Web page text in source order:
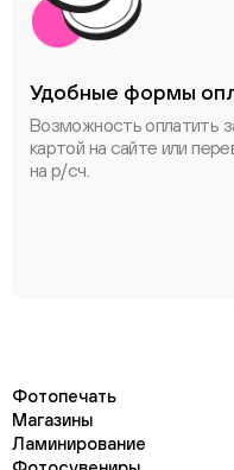
Удобные формы
Возможность оплатить
картой на сайте или
на р/сч.
Фотопечать
Магазины
Ламинирование